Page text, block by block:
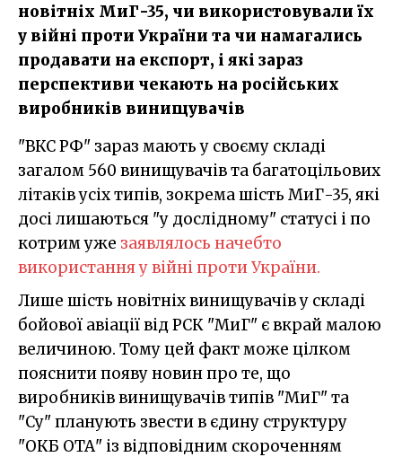
новітніх МиГ-35, чи використовували їх
у війні проти України та чи намагались
продавати на експорт, і які зараз
перспективи чекають на російських
виробників винищувачів
"ВКС РФ" зараз мають у своєму складі
загалом 560 винищувачів та багатоцільових
літаків усіх типів, зокрема шість МиГ-35, які
досі лишаються "у дослідному" статусі і по
котрим уже заявлялось начебто
використання у війні проти України.
Лише шість новітніх винищувачів у складі
бойової авіації від РСК "МиГ" є вкрай малою
величиною. Тому цей факт може цілком
пояснити появу новин про те, що
виробників винищувачів типів "МиГ" та
"Су" планують звести в єдину структуру
"ОКБ ОТА" із відповідним скороченням